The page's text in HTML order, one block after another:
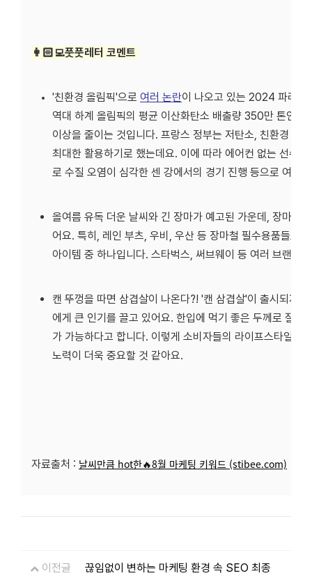
👩🏻‍💻풋풋레터 코멘트
'친환경 올림픽'으로 여러 논란이 나오고 있는 2024 파리
역대 하계 올림픽의 평균 이산화탄소 배출량 350만 톤인데
이상을 줄이는 것입니다. 프랑스 정부는 저탄소, 친환경 올
최대한 활용하기로 했는데요. 이에 따라 에어컨 없는 선수
로 수질 오염이 심각한 센 강에서의 경기 진행 등으로 여전
올여름 유독 더운 날씨와 긴 장마가 예고된 가운데, 장마 관
어요. 특히, 레인 부츠, 우비, 우산 등 장마철 필수용품들도
아이템 중 하나입니다. 스타벅스, 써브웨이 등 여러 브랜드
캔 뚜껑을 따면 삼겹살이 나온다?! '캔 삼겹살'이 출시되자
에게 큰 인기를 끌고 있어요. 한입에 먹기 좋은 두께로 잘려
가 가능하다고 합니다. 이렇게 소비자들의 라이프스타일을
노력이 더욱 중요할 것 같아요.
자료출처 : 날씨만큼 hot한🔥8월 마케팅 키워드 (stibee.com)
이전글 끊임없이 변하는 마케팅 환경 속 SEO 최종